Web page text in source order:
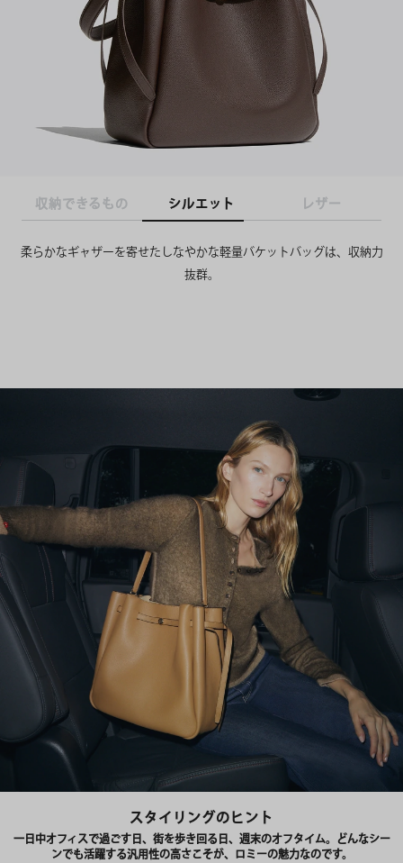
収納できるもの シルエット レザー
柔らかなギャザーを寄せたしなやかな軽量バケットバッグは、収納力
抜群。
スタイリングのヒント
一日中オフィスで過ごす日、街を歩き回る日、週末のオフタイム。どんなシー
ンでも活躍する汎用性の高さこそが、ロミーの魅力なのです。